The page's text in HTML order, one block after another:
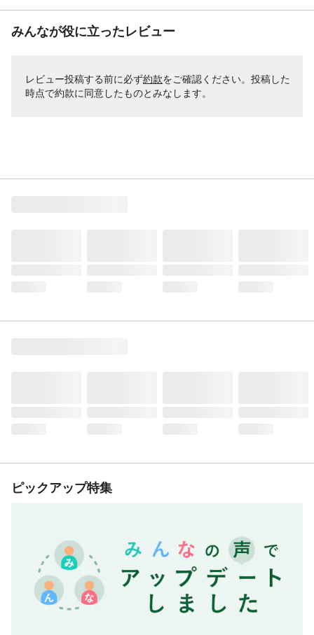
みんなが役に立ったレビュー
レビュー投稿する前に必ず約款をご確認ください。投稿した
時点で約款に同意したものとみなします。
ピックアップ特集